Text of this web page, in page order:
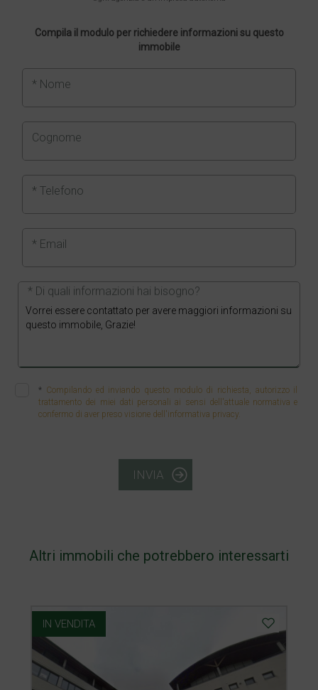
Compila il modulo per richiedere informazioni su questo
immobile
* Nome
Cognome
* Telefono
* Email
* Di quali informazioni hai bisogno?
* Compilando ed inviando questo modulo di richiesta, autorizzo il
trattamento dei miei dati personali ai sensi dell'attuale normativa e
confermo di aver preso visione dell'informativa privacy.
INVIA
Altri immobili che potrebbero interessarti
IN VENDITA